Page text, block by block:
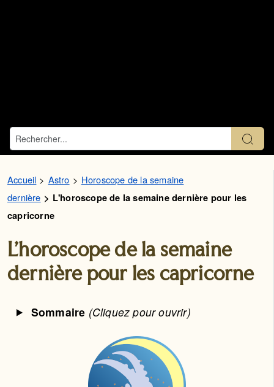
Accueil Astro
Horoscope de la semaine
dernière
L'horoscope de la semaine dernière pour les
capricorne
L'horoscope de la semaine
dernière pour les capricorne
Sommaire (Cliquez pour ouvrir)